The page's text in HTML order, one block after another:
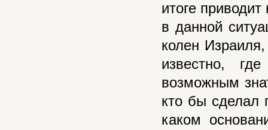
итоге
в данной
колен
известно,
возможным
кто бы сделал
каком